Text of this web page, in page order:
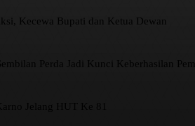
Kecewa Bupati dan Ketua Dewan
Perda Jadi Kunci Keberhasilan